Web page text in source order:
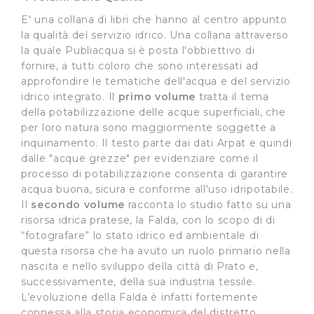
E' una collana di libri che hanno al centro appunto
la qualità del servizio idrico. Una collana attraverso
la quale Publiacqua si è posta l'obbiettivo di
fornire, a tutti coloro che sono interessati ad
approfondire le tematiche dell'acqua e del servizio
idrico integrato. Il primo volume tratta il tema
della potabilizzazione delle acque superficiali, che
per loro natura sono maggiormente soggette a
inquinamento. Il testo parte dai dati Arpat e quindi
dalle "acque grezze" per evidenziare come il
processo di potabilizzazione consenta di garantire
acqua buona, sicura e conforme all'uso idripotabile.
Il secondo volume racconta lo studio fatto su una
risorsa idrica pratese, la Falda, con lo scopo di di
“fotografare” lo stato idrico ed ambientale di
questa risorsa che ha avuto un ruolo primario nella
nascita e nello sviluppo della città di Prato e,
successivamente, della sua industria tessile.
L’evoluzione della Falda è infatti fortemente